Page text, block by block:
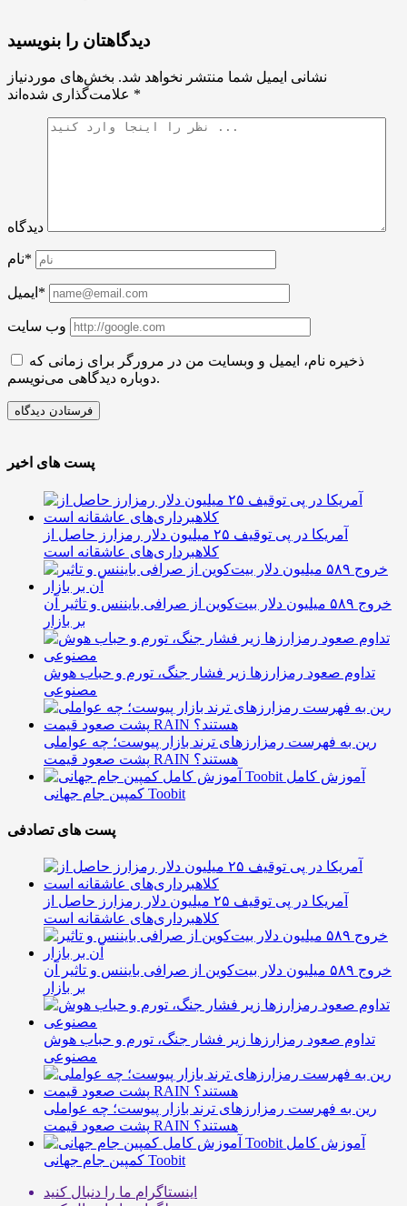
دیدگاهتان را بنویسید
نشانی ایمیل شما منتشر نخواهد شد. بخش‌های موردنیاز
*
دیدگاه
نام*
ایمیل*
وب سایت
ذخیره نام، ایمیل و وبسایت من در مرورگر برای زمانی که
دوباره دیدگاهی می‌نویسم.
پست های اخیر
آمریکا در پی توقیف ۲۵ میلیون دلار رمزارز حاصل از
کلاهبرداری‌های عاشقانه است
خروج ۵۸۹ میلیون دلار بیت‌کوین از صرافی بایننس و تاثیر آن
بر بازار
تداوم صعود رمزارزها زیر فشار جنگ، تورم و حباب هوش
مصنوعی
رین به فهرست رمزارزهای ترند بازار پیوست؛ چه عواملی
پشت صعود قیمت RAIN هستند؟
آموزش کامل
کمپین جام جهانی Toobit
پست های تصادفی
آمریکا در پی توقیف ۲۵ میلیون دلار رمزارز حاصل از
کلاهبرداری‌های عاشقانه است
خروج ۵۸۹ میلیون دلار بیت‌کوین از صرافی بایننس و تاثیر آن
بر بازار
تداوم صعود رمزارزها زیر فشار جنگ، تورم و حباب هوش
مصنوعی
رین به فهرست رمزارزهای ترند بازار پیوست؛ چه عواملی
پشت صعود قیمت RAIN هستند؟
آموزش کامل
کمپین جام جهانی Toobit
اینستاگرام ما را دنبال کنید